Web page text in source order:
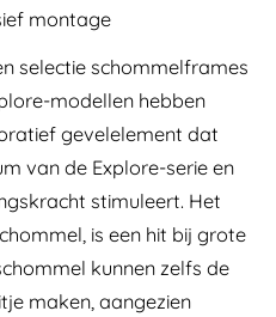
montage
selectie schommelframes
modellen hebben
gevelelement dat
van de Explore-serie en
stimuleert. Het
is een hit bij grote
kunnen zelfs de
maken, aangezien